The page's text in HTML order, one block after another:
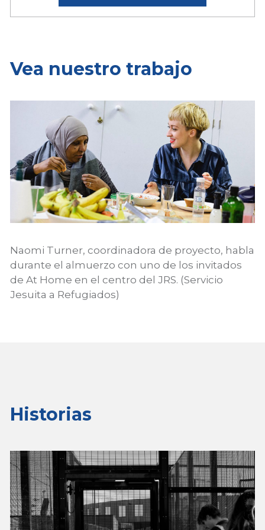
Vea nuestro trabajo
Naomi Turner, coordinadora de proyecto, habla
durante el almuerzo con uno de los invitados
de At Home en el centro del JRS. (Servicio
Jesuita a Refugiados)
Historias